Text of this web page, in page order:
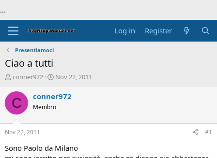
...
Log in Register
Presentiamoci
Ciao a tutti
T
r
e
d
t
a
r
conner972
S
a
t
t
e
Nov 22, 2011
C conner972
Membro
Nov 22, 2011 #1
Sono Paolo da Milano